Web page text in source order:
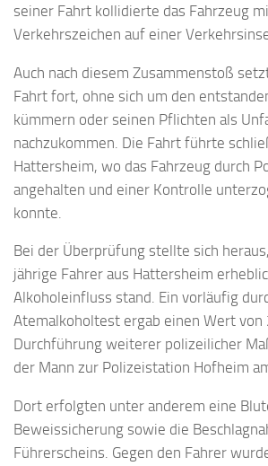
seiner Fahrt kollidierte das Fahrzeug
Verkehrszeichen auf einer
Auch nach diesem Zusammenstoß
Fahrt fort, ohne sich um den
kümmern oder seinen Pflichten als
nachzukommen. Die Fahrt führte
Hattersheim, wo das Fahrzeug durch
angehalten und einer Kontrolle
konnte.
Bei der Überprüfung stellte sich
jährige Fahrer aus Hattersheim
Alkoholeinfluss stand. Ein vorläufig
Atemalkoholtest ergab einen Wert
Durchführung weiterer polizeilicher
der Mann zur Polizeistation Hofheim
Dort erfolgten unter anderem eine
Beweissicherung sowie die
Führerscheins. Gegen den Fahrer